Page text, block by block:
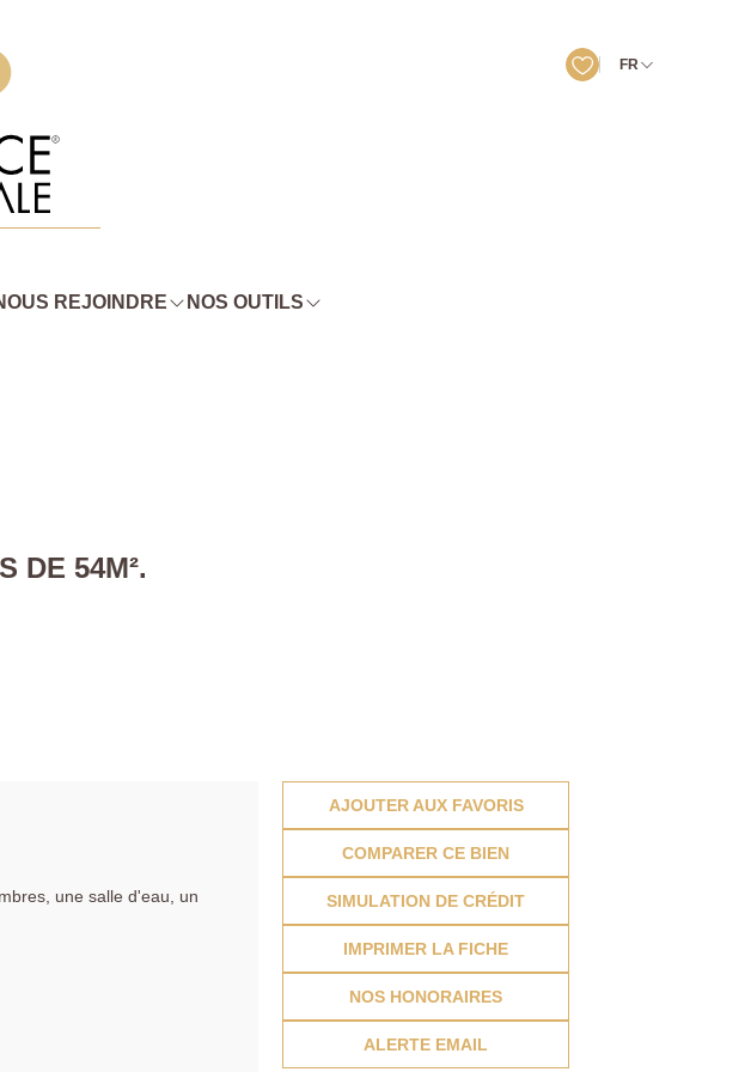
FR
REJOINDRE NOS OUTILS
DE 54M².
une salle d'eau, un
AJOUTER AUX FAVORIS
COMPARER CE BIEN
SIMULATION DE CRÉDIT
IMPRIMER LA FICHE
NOS HONORAIRES
ALERTE EMAIL